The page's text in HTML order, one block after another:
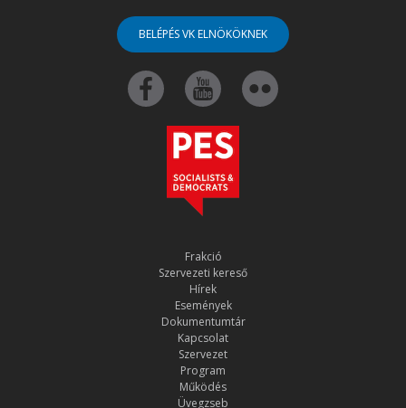
BELÉPÉS VK ELNÖKÖKNEK
Frakció
Szervezeti kereső
Hírek
Események
Dokumentumtár
Kapcsolat
Szervezet
Program
Működés
Üvegzseb